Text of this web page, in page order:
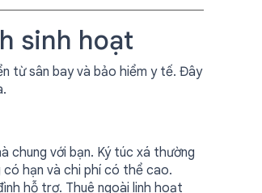
sinh hoạt
từ sân bay và bảo hiểm y tế. Đây
chung với bạn. Ký túc xá thường
có hạn và chi phí có thể cao.
hỗ trợ. Thuê ngoài linh hoạt